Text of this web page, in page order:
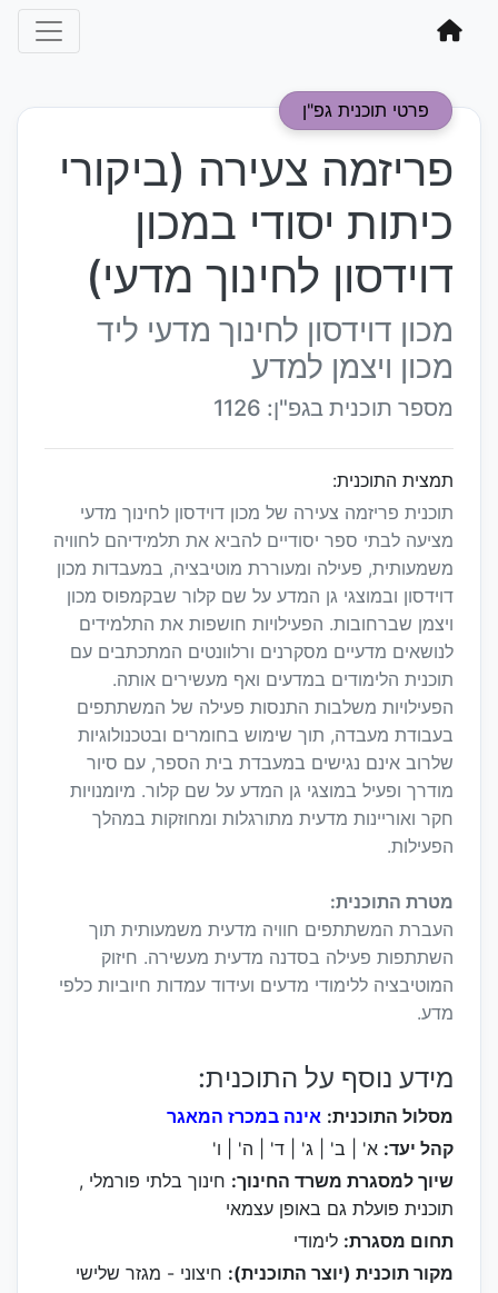
פרטי תוכנית גפ"ן
פריזמה צעירה (ביקורי
כיתות יסודי במכון
דוידסון לחינוך מדעי)
מכון דוידסון לחינוך מדעי ליד
מכון ויצמן למדע
מספר תוכנית בגפ"ן: 1126
תמצית התוכנית:
תוכנית פריזמה צעירה של מכון דוידסון לחינוך מדעי
מציעה לבתי ספר יסודיים להביא את תלמידיהם לחוויה
משמעותית, פעילה ומעוררת מוטיבציה, במעבדות מכון
דוידסון ובמוצגי גן המדע על שם קלור שבקמפוס מכון
ויצמן שברחובות. הפעילויות חושפות את התלמידים
לנושאים מדעיים מסקרנים ורלוונטים המתכתבים עם
תוכנית הלימודים במדעים ואף מעשירים אותה.
הפעילויות משלבות התנסות פעילה של המשתתפים
בעבודת מעבדה, תוך שימוש בחומרים ובטכנולוגיות
שלרוב אינם נגישים במעבדת בית הספר, עם סיור
מודרך ופעיל במוצגי גן המדע על שם קלור. מיומנויות
חקר ואוריינות מדעית מתורגלות ומחוזקות במהלך
הפעילות.
מטרת התוכנית:
העברת המשתתפים חוויה מדעית משמעותית תוך
השתתפות פעילה בסדנה מדעית מעשירה. חיזוק
המוטיבציה ללימודי מדעים ועידוד עמדות חיוביות כלפי
מדע.
מידע נוסף על התוכנית:
מסלול התוכנית: אינה במכרז המאגר
קהל יעד: א' | ב' | ג' | ד' | ה' | ו'
שיוך למסגרת משרד החינוך: חינוך בלתי פורמלי ,
תוכנית פועלת גם באופן עצמאי
תחום מסגרת: לימודי
מקור תוכנית (יוצר התוכנית): חיצוני - מגזר שלישי